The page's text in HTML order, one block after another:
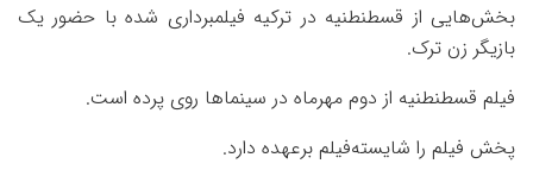
بخش‌هایی از قسطنطنیه در ترکیه فیلمبرداری شده با حضور یک
بازیگر زن ترک.
فیلم قسطنطنیه از دوم مهرماه در سینماها روی پرده است.
پخش فیلم را شایسته‌فیلم برعهده دارد.